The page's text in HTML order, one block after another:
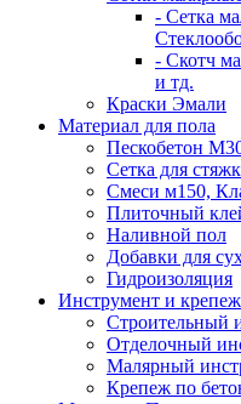
- Сетка
- Скотч
и тд.
Краски Эмали
Материал для пола
Пескобетон
Сетка для
Смеси м150,
Плиточный
Наливной пол
Добавки для
Гидроизоляция
Инструмент и крепеж
Строительный
Отделочный
Малярный
Крепеж по